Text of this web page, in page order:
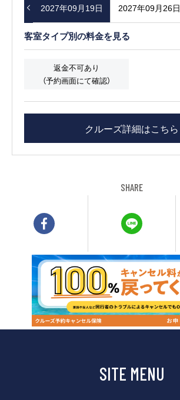
2027年09月19日 2027年09月26日
客室タイプ別の料金を見る
返金不可あり
（予約画面にて確認）
クルーズ詳細はこちら
SHARE
SITE MENU